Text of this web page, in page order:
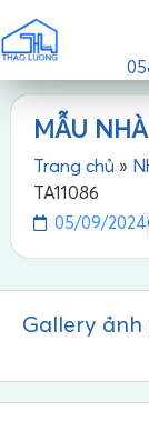
MẪU
Trang chủ »
TA11086
05/09/2024
Gallery